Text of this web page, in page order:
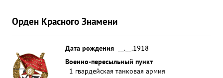
Орден Красного Знамени
Дата рождения
__.__.1918
Военно-пересыльный пункт
1 гвардейская танковая армия